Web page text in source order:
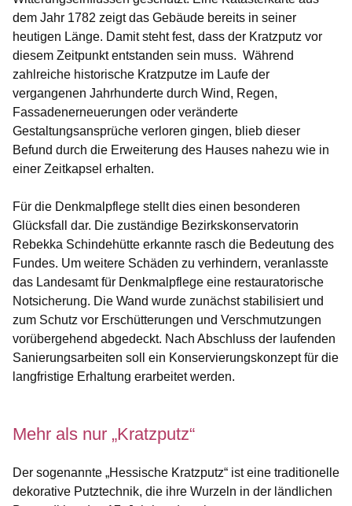
dem Jahr 1782 zeigt das Gebäude bereits in seiner
heutigen Länge. Damit steht fest, dass der Kratzputz vor
diesem Zeitpunkt entstanden sein muss. Während
zahlreiche historische Kratzputze im Laufe der
vergangenen Jahrhunderte durch Wind, Regen,
Fassadenerneuerungen oder veränderte
Gestaltungsansprüche verloren gingen, blieb dieser
Befund durch die Erweiterung des Hauses nahezu wie in
einer Zeitkapsel erhalten.
Für die Denkmalpflege stellt dies einen besonderen
Glücksfall dar. Die zuständige Bezirkskonservatorin
Rebekka Schindehütte erkannte rasch die Bedeutung des
Fundes. Um weitere Schäden zu verhindern, veranlasste
das Landesamt für Denkmalpflege eine restauratorische
Notsicherung. Die Wand wurde zunächst stabilisiert und
zum Schutz vor Erschütterungen und Verschmutzungen
vorübergehend abgedeckt. Nach Abschluss der laufenden
Sanierungsarbeiten soll ein Konservierungskonzept für die
langfristige Erhaltung erarbeitet werden.
Mehr als nur „Kratzputz“
Der sogenannte „Hessische Kratzputz“ ist eine traditionelle
dekorative Putztechnik, die ihre Wurzeln in der ländlichen